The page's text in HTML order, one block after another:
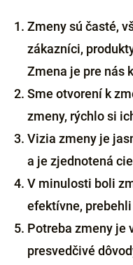
Zmeny sú časté,
zákazníci,
Zmena je pre nás
Sme otvorení k
zmeny, rýchlo si
Vizia zmeny je
a je zjednotená
V minulosti boli
efektívne,
Potreba zmeny je
presvedčivé